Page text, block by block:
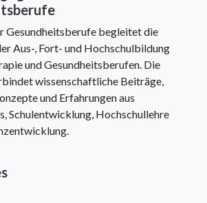
Gesundheitsberufe begleitet die
Aus-, Fort- und Hochschulbildung
und Gesundheitsberufen. Die
wissenschaftliche Beiträge,
und Erfahrungen aus
Schulentwicklung, Hochschullehre